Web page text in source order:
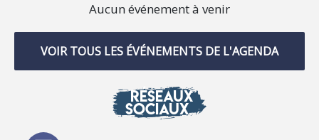
Aucun événement à venir
VOIR TOUS LES ÉVÉNEMENTS DE L'AGENDA
RÉSEAUX
SOCIAUX